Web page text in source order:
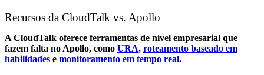
Recursos da CloudTalk vs. Apollo
A CloudTalk oferece ferramentas de nível empresarial que
fazem falta no Apollo, como URA, roteamento baseado em
habilidades e monitoramento em tempo real.